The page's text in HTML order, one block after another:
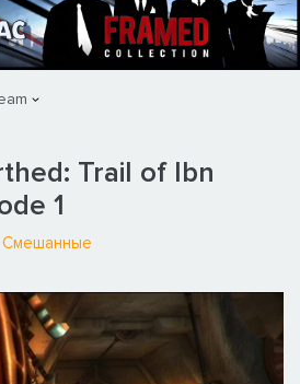
Trail of Ibn
1
Смешанные